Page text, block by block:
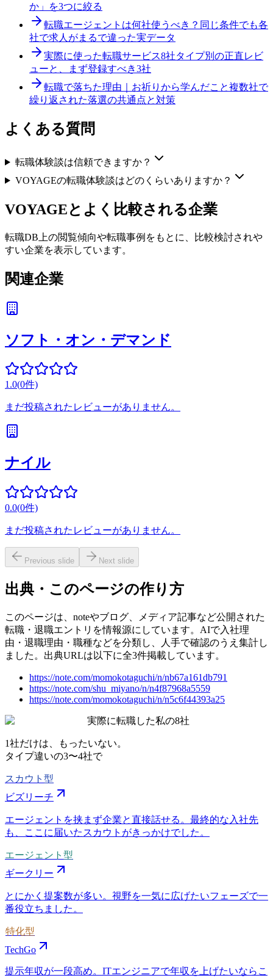
か」を3つに絞る
転職エージェントは何社使うべき？ 同じ条件でも各
社で求人がまるで違った実データ
実際に使った転職サービス8社タイプ別の正直レビ
ューと、まず登録すべき3社
転職で落ちた理由｜お祈りから学んだこと複数社で
繰り返された落選の共通点と対策
よくある質問
転職体験談は信頼できますか？
VOYAGEの転職体験談はどのくらいありますか？
VOYAGEとよく比較される企業
転職DB上の閲覧傾向や転職事例をもとに、比較検討されや
すい企業を表示しています。
関連企業
ソフト・オン・デマンド
1.0(0件)
まだ投稿されたレビューがありません。
ナイル
0.0(0件)
まだ投稿されたレビューがありません。
Previous slide Next slide
出典・このページの作り方
このページは、noteやブログ、メディア記事など公開された
転職・退職エントリを情報源にしています。AIで入社理
由・退職理由・職種などを分類し、人手で確認のうえ集計し
ました。出典URLは以下に全3件掲載しています。
https://note.com/momokotaguchi/n/nb67a161db791
https://note.com/shu_miyano/n/n4f87968a5559
https://note.com/momokotaguchi/n/n5c6f44393a25
実際に転職した私の8社
1社だけは、もったいない。
タイプ違いの3〜4社で
スカウト型
ビズリーチ
エージェントを挟まず企業と直接話せる。最終的な入社先
も、ここに届いたスカウトがきっかけでした。
エージェント型
ギークリー
とにかく提案数が多い。視野を一気に広げたいフェーズで一
番役立ちました。
特化型
TechGo
提示年収が一段高め。ITエンジニアで年収を上げたいならこ